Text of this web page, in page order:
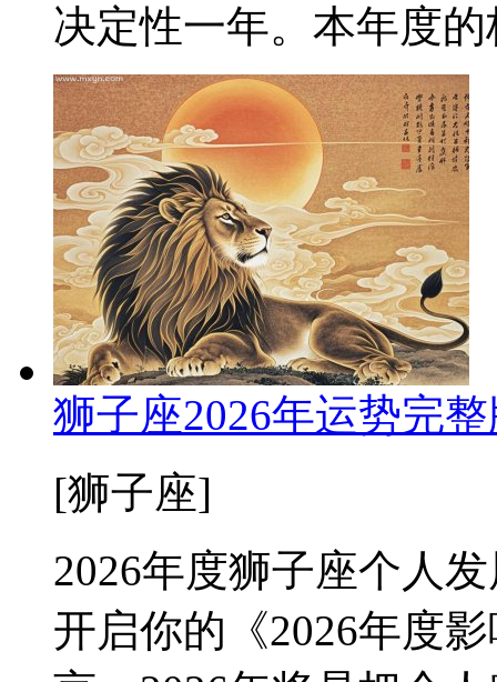
决定性一年。本年度
狮子座2026年运势完
[狮子座]
2026年度狮子座个人
开启你的《2026年度